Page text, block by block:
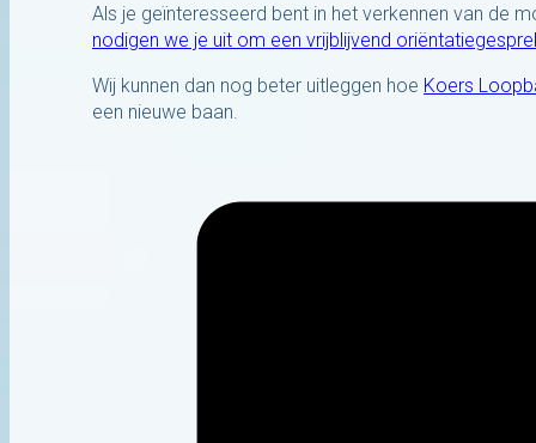
Als je geïnteresseerd bent in het verkennen van de
nodigen we je uit om een vrijblijvend
Wij kunnen dan nog beter uitleggen hoe Koers
een nieuwe baan.